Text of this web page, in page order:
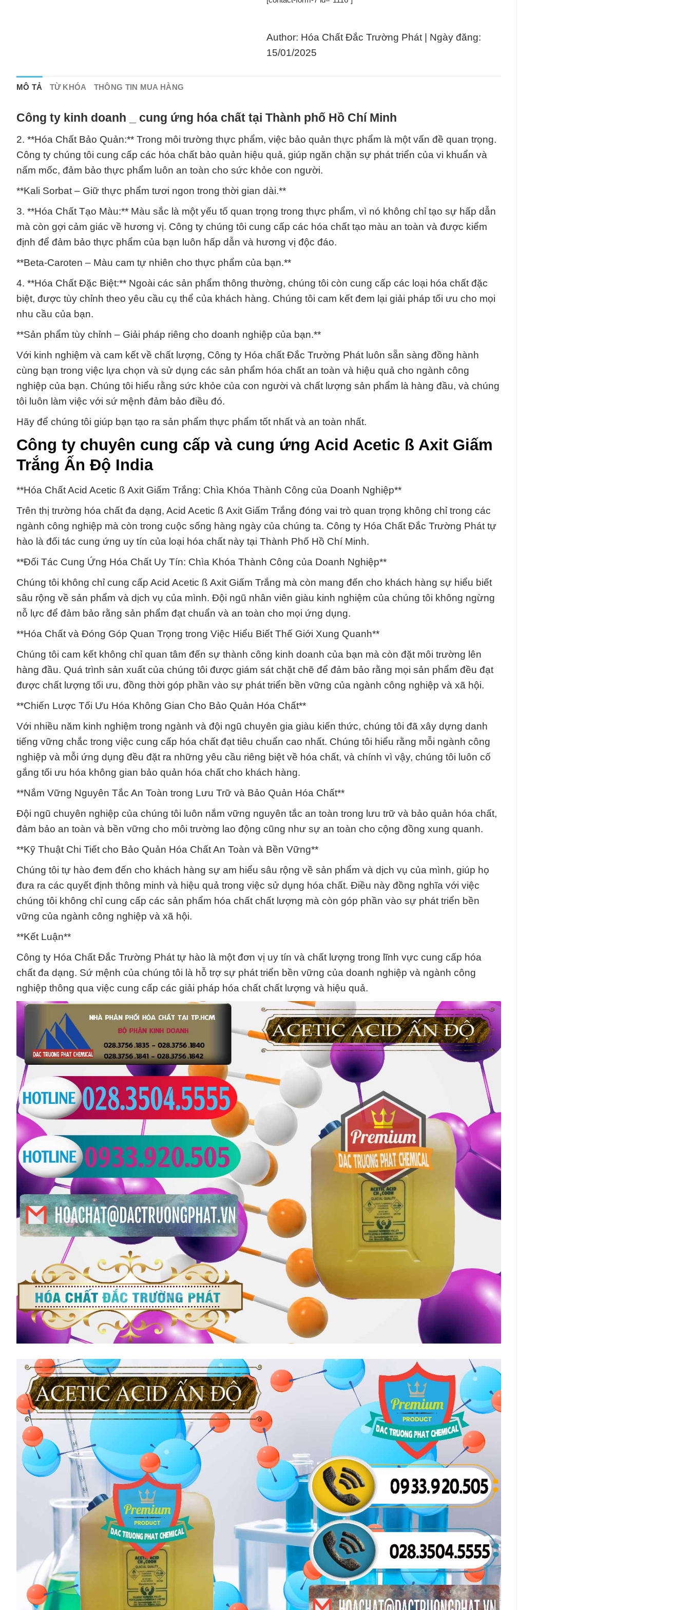
Author: Hóa Chất Đắc Trường Phát | Ngày đăng:
15/01/2025
MÔ TẢ TỪ KHÓA THÔNG TIN MUA HÀNG
Công ty kinh doanh _ cung ứng hóa chất tại Thành phố Hồ Chí Minh
2. **Hóa Chất Bảo Quản:** Trong môi trường thực phẩm, việc bảo quản thực phẩm là một vấn đề quan trọng.
Công ty chúng tôi cung cấp các hóa chất bảo quản hiệu quả, giúp ngăn chặn sự phát triển của vi khuẩn và
nấm mốc, đảm bảo thực phẩm luôn an toàn cho sức khỏe con người.
**Kali Sorbat – Giữ thực phẩm tươi ngon trong thời gian dài.**
3. **Hóa Chất Tạo Màu:** Màu sắc là một yếu tố quan trọng trong thực phẩm, vì nó không chỉ tạo sự hấp dẫn
mà còn gợi cảm giác về hương vị. Công ty chúng tôi cung cấp các hóa chất tạo màu an toàn và được kiểm
định để đảm bảo thực phẩm của bạn luôn hấp dẫn và hương vị độc đáo.
**Beta-Caroten – Màu cam tự nhiên cho thực phẩm của bạn.**
4. **Hóa Chất Đặc Biệt:** Ngoài các sản phẩm thông thường, chúng tôi còn cung cấp các loại hóa chất đặc
biệt, được tùy chỉnh theo yêu cầu cụ thể của khách hàng. Chúng tôi cam kết đem lại giải pháp tối ưu cho mọi
nhu cầu của bạn.
**Sản phẩm tùy chỉnh – Giải pháp riêng cho doanh nghiệp của bạn.**
Với kinh nghiệm và cam kết về chất lượng, Công ty Hóa chất Đắc Trường Phát luôn sẵn sàng đồng hành
cùng bạn trong việc lựa chọn và sử dụng các sản phẩm hóa chất an toàn và hiệu quả cho ngành công
nghiệp của bạn. Chúng tôi hiểu rằng sức khỏe của con người và chất lượng sản phẩm là hàng đầu, và chúng
tôi luôn làm việc với sứ mệnh đảm bảo điều đó.
Hãy để chúng tôi giúp bạn tạo ra sản phẩm thực phẩm tốt nhất và an toàn nhất.
Công ty chuyên cung cấp và cung ứng Acid Acetic ß Axit Giấm
Trắng Ấn Độ India
**Hóa Chất Acid Acetic ß Axit Giấm Trắng: Chìa Khóa Thành Công của Doanh Nghiệp**
Trên thị trường hóa chất đa dạng, Acid Acetic ß Axit Giấm Trắng đóng vai trò quan trọng không chỉ trong các
ngành công nghiệp mà còn trong cuộc sống hàng ngày của chúng ta. Công ty Hóa Chất Đắc Trường Phát tự
hào là đối tác cung ứng uy tín của loại hóa chất này tại Thành Phố Hồ Chí Minh.
**Đối Tác Cung Ứng Hóa Chất Uy Tín: Chìa Khóa Thành Công của Doanh Nghiệp**
Chúng tôi không chỉ cung cấp Acid Acetic ß Axit Giấm Trắng mà còn mang đến cho khách hàng sự hiểu biết
sâu rộng về sản phẩm và dịch vụ của mình. Đội ngũ nhân viên giàu kinh nghiệm của chúng tôi không ngừng
nỗ lực để đảm bảo rằng sản phẩm đạt chuẩn và an toàn cho mọi ứng dụng.
**Hóa Chất và Đóng Góp Quan Trọng trong Việc Hiểu Biết Thế Giới Xung Quanh**
Chúng tôi cam kết không chỉ quan tâm đến sự thành công kinh doanh của bạn mà còn đặt môi trường lên
hàng đầu. Quá trình sản xuất của chúng tôi được giám sát chặt chẽ để đảm bảo rằng mọi sản phẩm đều đạt
được chất lượng tối ưu, đồng thời góp phần vào sự phát triển bền vững của ngành công nghiệp và xã hội.
**Chiến Lược Tối Ưu Hóa Không Gian Cho Bảo Quản Hóa Chất**
Với nhiều năm kinh nghiệm trong ngành và đội ngũ chuyên gia giàu kiến thức, chúng tôi đã xây dựng danh
tiếng vững chắc trong việc cung cấp hóa chất đạt tiêu chuẩn cao nhất. Chúng tôi hiểu rằng mỗi ngành công
nghiệp và mỗi ứng dụng đều đặt ra những yêu cầu riêng biệt về hóa chất, và chính vì vậy, chúng tôi luôn cố
gắng tối ưu hóa không gian bảo quản hóa chất cho khách hàng.
**Nắm Vững Nguyên Tắc An Toàn trong Lưu Trữ và Bảo Quản Hóa Chất**
Đội ngũ chuyên nghiệp của chúng tôi luôn nắm vững nguyên tắc an toàn trong lưu trữ và bảo quản hóa chất,
đảm bảo an toàn và bền vững cho môi trường lao động cũng như sự an toàn cho cộng đồng xung quanh.
**Kỹ Thuật Chi Tiết cho Bảo Quản Hóa Chất An Toàn và Bền Vững**
Chúng tôi tự hào đem đến cho khách hàng sự am hiểu sâu rộng về sản phẩm và dịch vụ của mình, giúp họ
đưa ra các quyết định thông minh và hiệu quả trong việc sử dụng hóa chất. Điều này đồng nghĩa với việc
chúng tôi không chỉ cung cấp các sản phẩm hóa chất chất lượng mà còn góp phần vào sự phát triển bền
vững của ngành công nghiệp và xã hội.
**Kết Luận**
Công ty Hóa Chất Đắc Trường Phát tự hào là một đơn vị uy tín và chất lượng trong lĩnh vực cung cấp hóa
chất đa dạng. Sứ mệnh của chúng tôi là hỗ trợ sự phát triển bền vững của doanh nghiệp và ngành công
nghiệp thông qua việc cung cấp các giải pháp hóa chất chất lượng và hiệu quả.